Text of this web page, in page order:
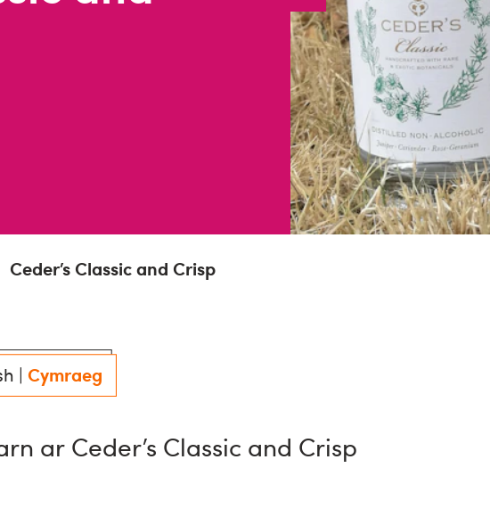
Ceder’s Classic and Crisp
|Cymraeg
ar Ceder’s Classic and Crisp